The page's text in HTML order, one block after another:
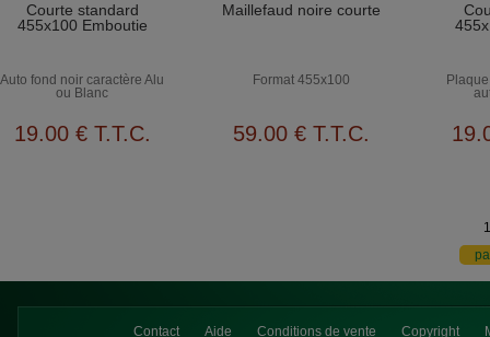
Courte standard
455x100 Emboutie
Auto fond noir caractère Alu
ou Blanc
19.00 € T.T.C.
Maillefaud noire courte
Format 455x100
59.00 € T.T.C. 19
1
Contact Aide Conditions de vente Copyright